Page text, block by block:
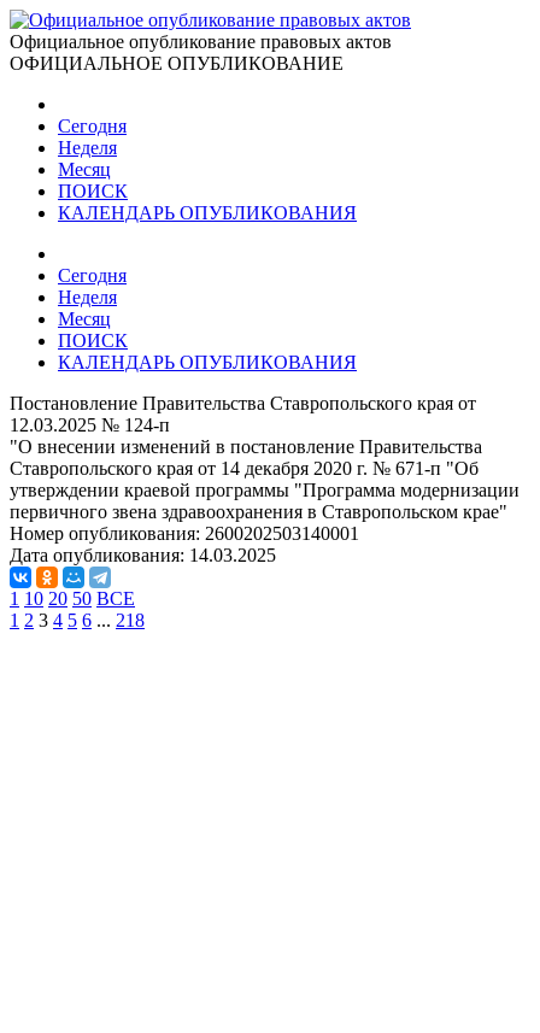
Официальное опубликование правовых актов
ОФИЦИАЛЬНОЕ ОПУБЛИКОВАНИЕ
Сегодня
Неделя
Месяц
ПОИСК
КАЛЕНДАРЬ ОПУБЛИКОВАНИЯ
Сегодня
Неделя
Месяц
ПОИСК
КАЛЕНДАРЬ ОПУБЛИКОВАНИЯ
Постановление Правительства Ставропольского края от
12.03.2025 № 124-п
"О внесении изменений в постановление Правительства
Ставропольского края от 14 декабря 2020 г. № 671-п "Об
утверждении краевой программы "Программа модернизации
первичного звена здравоохранения в Ставропольском крае"
Номер опубликования: 2600202503140001
Дата опубликования: 14.03.2025
1 10 20 50 ВСЕ
1 2 3 4 5 6 ... 218